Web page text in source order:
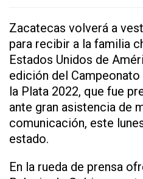
Zacatecas volverá a
para recibir a la familia
Estados Unidos de
edición del
la Plata 2022, que fue
ante gran asistencia de
comunicación, este
estado.
En la rueda de prensa